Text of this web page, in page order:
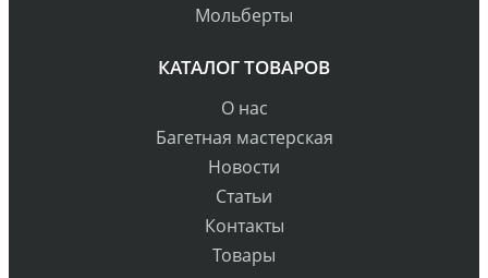
Мольберты
КАТАЛОГ ТОВАРОВ
О нас
Багетная мастерская
Новости
Статьи
Контакты
Товары